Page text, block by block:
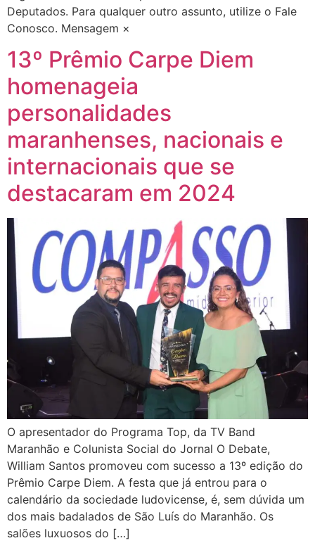
Deputados. Para qualquer outro assunto, utilize o Fale
Conosco. Mensagem ×
13º Prêmio Carpe Diem
homenageia
personalidades
maranhenses, nacionais e
internacionais que se
destacaram em 2024
O apresentador do Programa Top, da TV Band
Maranhão e Colunista Social do Jornal O Debate,
William Santos promoveu com sucesso a 13º edição do
Prêmio Carpe Diem. A festa que já entrou para o
calendário da sociedade ludovicense, é, sem dúvida um
dos mais badalados de São Luís do Maranhão. Os
salões luxuosos do […]